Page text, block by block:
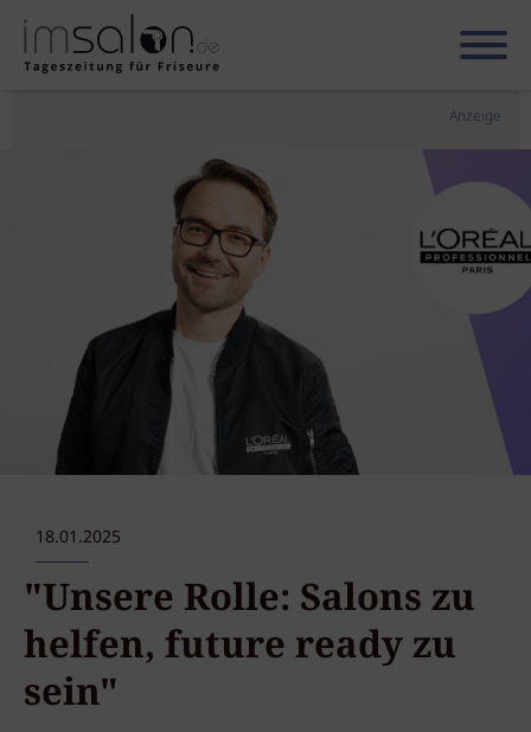
Anzeige
18.01.2025
"Unsere Rolle: Salons zu
helfen, future ready zu
sein"